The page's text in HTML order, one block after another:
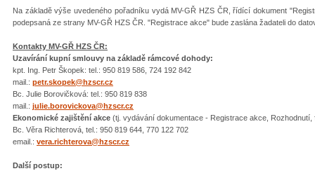
Na základě výše uvedeného pořadníku vydá MV-GŘ HZS ČR, řídící dokument
podepsaná ze strany MV-GŘ HZS ČR. "Registrace akce" bude zaslána žadateli do
Kontakty MV-GŘ HZS ČR:
Uzavírání kupní smlouvy na základě rámcové dohody:
kpt. Ing. Petr Škopek: tel.: 950 819 586, 724 192 842
mail.: petr.skopek@hzscr.cz
Bc. Julie Borovičková: tel.: 950 819 838
mail.: julie.borovickova@hzscr.cz
Ekonomické zajištění akce (tj. vydávání dokumentace - Registrace akce,
Bc. Věra Richterová, tel.: 950 819 644, 770 122 702
email.: vera.richterova@hzscr.cz
Další postup: